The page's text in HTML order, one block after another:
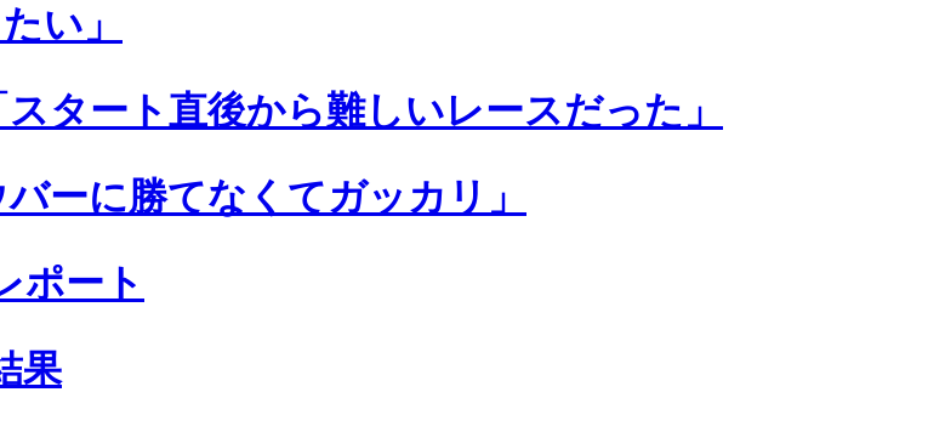
い」
タート直後から難しいレースだった」
ーに勝てなくてガッカリ」
ポート
果